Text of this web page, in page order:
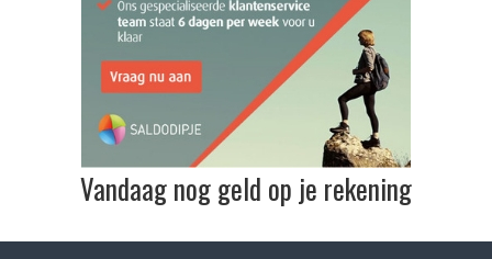
Vandaag nog geld op je rekening